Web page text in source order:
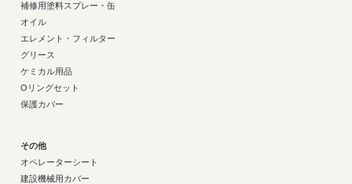
補修用塗料スプレー・缶
オイル
エレメント・フィルター
グリース
ケミカル用品
Oリングセット
保護カバー
その他
オペレーターシート
建設機械用カバー